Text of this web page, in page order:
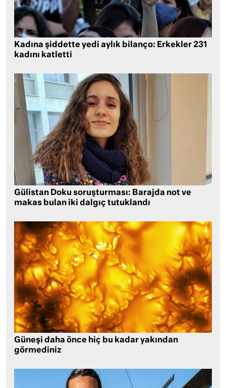
Kadına şiddette yedi aylık bilanço: Erkekler 231
kadını katletti
Gülistan Doku soruşturması: Barajda not ve
makas bulan iki dalgıç tutuklandı
Güneşi daha önce hiç bu kadar yakından
görmediniz